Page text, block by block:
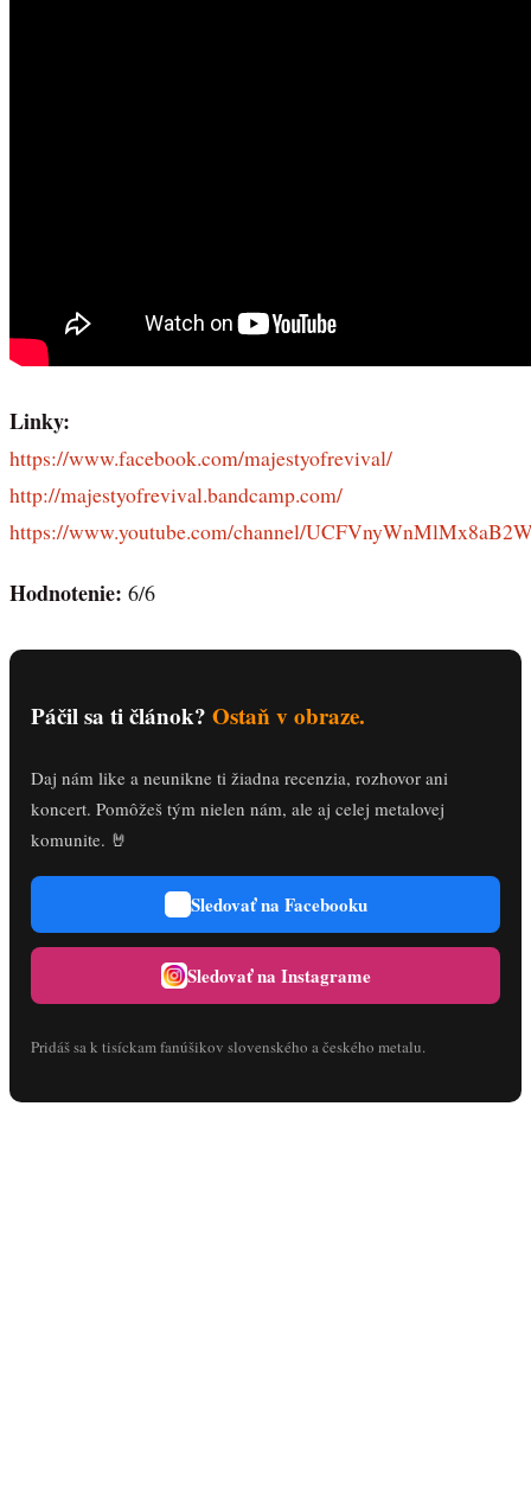
Linky:
https://www.facebook.com/majestyofrevival/
http://majestyofrevival.bandcamp.com/
https://www.youtube.com/channel/
Hodnotenie: 6/6
Páčil sa ti článok? Ostaň v obraze.
Daj nám like a neunikne ti žiadna recenzia, rozhovor ani
koncert. Pomôžeš tým nielen nám, ale aj celej metalovej
komunite. 🤘
Sledovať na Facebooku
Sledovať na Instagrame
Pridáš sa k tisíckam fanúšikov slovenského a českého metalu.